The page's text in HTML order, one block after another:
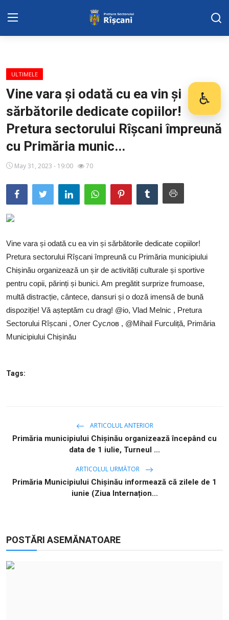
♿
Adresa: str. Kiev 3 | tel: +373 (22) 44 10
98 | mail: pretura.riscani@gmail.com
SERVICII SECTOR
Harta sect. Riscani
ADMINISTRAŢIA
Transparența
Proiecte
Sectorul Rîșcani
Căutați pe Internet
ULTIMELE
Vine vara și odată cu ea vin și
sărbătorile dedicate copiilor!
Pretura sectorului Rîșcani împreună
cu Primăria munic...
May 31, 2023 - 19:00 70
Vine vara și odată cu ea vin și sărbătorile dedicate copiilor!
Pretura sectorului Rîșcani împreună cu Primăria municipiului
Chișinău organizează un șir de activități culturale și sportive
pentru copii, părinți și bunici. Am pregătit surprize frumoase,
multă distracție, cântece, dansuri și o doză imensă de bună
dispoziție! Vă așteptăm cu drag! @io, Vlad Melnic , Pretura
Sectorului Rîșcani , Олег Суслов , @Mihail Furculiță, Primăria
Municipiului Chișinău
Tags:
ARTICOLUL ANTERIOR
Primăria municipiului Chișinău organizează începând cu
data de 1 iulie, Turneul ...
ARTICOLUL URMĂTOR
Primăria Municipiului Chișinău informează că zilele de 1
iunie (Ziua Internațion...
POSTĂRI ASEMĂNATOARE